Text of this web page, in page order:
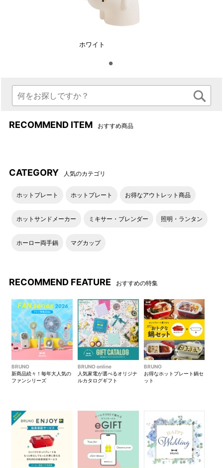
ホワイト
RECOMMEND ITEM おすすめ商品
CATEGORY 人気のカテゴリ
ホットプレート ホットプレート お得なアウトレット商品
ホットサンドメーカー ミキサー・ブレンダー 照明・ランタン
ホーロー両手鍋 マグカップ
RECOMMEND FEATURE おすすめの特集
BRUNO
新商品続々！毎年大人気の
ファンシリーズ
BRUNO online
人気家電が選べるオリジナ
ルカタログギフト
BRUNO
お得なホットプレート鍋セ
ット